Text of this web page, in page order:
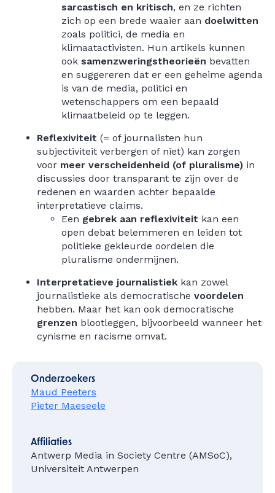
sarcastisch en kritisch, en ze richten
zich op een brede waaier aan doelwitten
zoals politici, de media en
klimaatactivisten. Hun artikels kunnen
ook samenzweringstheorieën bevatten
en suggereren dat er een geheime agenda
is van de media, politici en
wetenschappers om een bepaald
klimaatbeleid op te leggen.
Reflexiviteit (= of journalisten hun
subjectiviteit verbergen of niet) kan zorgen
voor meer verscheidenheid (of pluralisme) in
discussies door transparant te zijn over de
redenen en waarden achter bepaalde
interpretatieve claims.
Een gebrek aan reflexiviteit kan een
open debat belemmeren en leiden tot
politieke gekleurde oordelen die
pluralisme ondermijnen.
Interpretatieve journalistiek kan zowel
journalistieke als democratische voordelen
hebben. Maar het kan ook democratische
grenzen blootleggen, bijvoorbeeld wanneer het
cynisme en racisme omvat.
Onderzoekers
Maud Peeters
Pieter Maeseele
Affiliaties
Antwerp Media in Society Centre (AMSoC),
Universiteit Antwerpen